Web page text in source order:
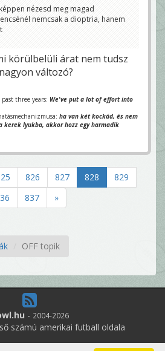
nézesd meg magad
nemcsak a dioptria, hanem
körülbelüli árat nem tudsz
változó?
three years: We've put a lot of effort into
ha van két kockád, és nem
kerek lyukba, akkor hozz egy harmadik
826 827 828
829
837 »
OFF topik
- 2004-2026
számú amerikai futball oldala